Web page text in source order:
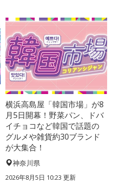
横浜高島屋「韓国市場」が8
月5日開幕！野菜パン、ドバ
イチョコなど韓国で話題の
グルメや雑貨約30ブランド
が大集合！
神奈川県
2026年8月5日 10:23 更新